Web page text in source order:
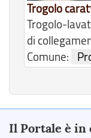
Trogolo
Trogolo-
di
Comune:
Il Portale è in